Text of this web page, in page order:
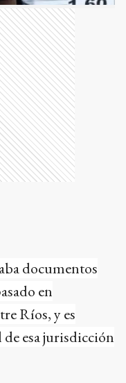
documentos
en
Ríos, y es
esa jurisdicción